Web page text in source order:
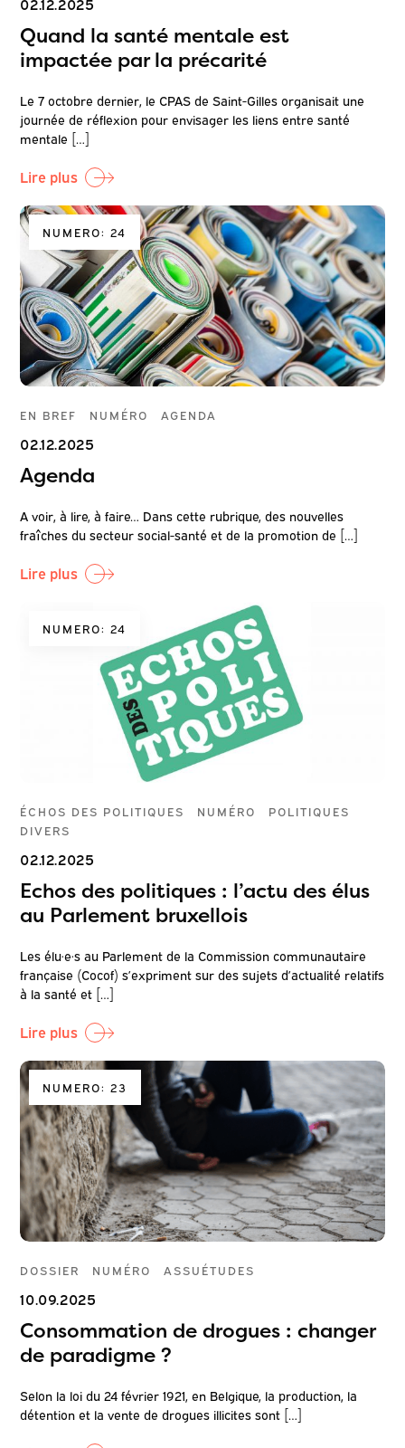
Quand la santé mentale est
impactée par la précarité
Le 7 octobre dernier, le CPAS de Saint-Gilles organisait une
journée de réflexion pour envisager les liens entre santé
mentale […]
Lire plus
NUMERO: 24
EN BREF NUMÉRO AGENDA
02.12.2025
Agenda
A voir, à lire, à faire… Dans cette rubrique, des nouvelles
fraîches du secteur social-santé et de la promotion de […]
Lire plus
NUMERO: 24
ÉCHOS DES POLITIQUES NUMÉRO
POLITIQUES
DIVERS
02.12.2025
Echos des politiques : l’actu des élus
au Parlement bruxellois
Les élu·e·s au Parlement de la Commission communautaire
française (Cocof) s’expriment sur des sujets d’actualité relatifs
à la santé et […]
Lire plus
NUMERO: 23
DOSSIER NUMÉRO ASSUÉTUDES
10.09.2025
Consommation de drogues : changer
de paradigme ?
Selon la loi du 24 février 1921, en Belgique, la production, la
détention et la vente de drogues illicites sont […]